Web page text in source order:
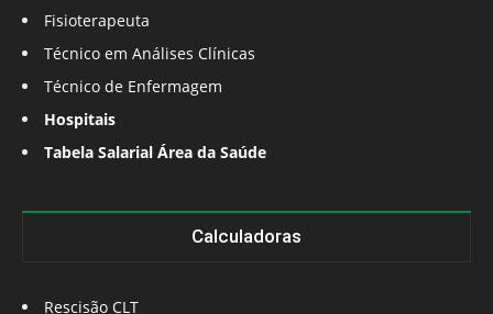
Fisioterapeuta
Técnico em Análises Clínicas
Técnico de Enfermagem
Hospitais
Tabela Salarial Área da Saúde
Calculadoras
Rescisão CLT